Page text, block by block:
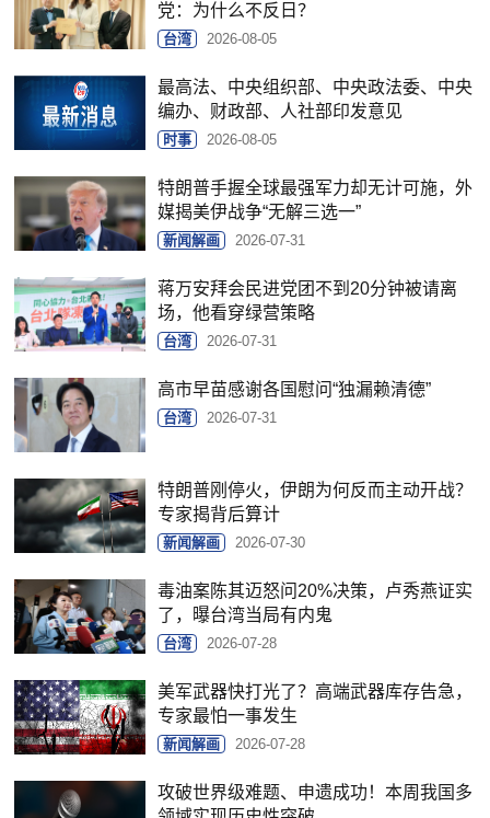
党：为什么不反日？
台湾 2026-08-05
最高法、中央组织部、中央政法委、中央
编办、财政部、人社部印发意见
时事 2026-08-05
特朗普手握全球最强军力却无计可施，外
媒揭美伊战争“无解三选一”
新闻解画 2026-07-31
蒋万安拜会民进党团不到20分钟被请离
场，他看穿绿营策略
台湾 2026-07-31
高市早苗感谢各国慰问“独漏赖清德”
台湾 2026-07-31
特朗普刚停火，伊朗为何反而主动开战？
专家揭背后算计
新闻解画 2026-07-30
毒油案陈其迈怒问20%决策，卢秀燕证实
了，曝台湾当局有内鬼
台湾 2026-07-28
美军武器快打光了？高端武器库存告急，
专家最怕一事发生
新闻解画 2026-07-28
攻破世界级难题、申遗成功！本周我国多